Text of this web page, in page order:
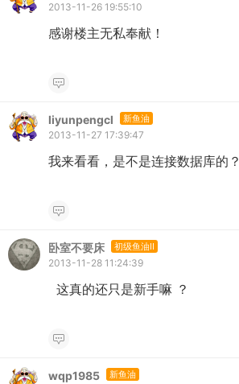
2013-11-26 19:55:10
感谢楼主无私奉献！
liyunpengcl 新鱼油
2013-11-27 17:39:47
我来看看，是不是连接数据库的？
卧室不要床 初级鱼油II
2013-11-28 11:24:39
这真的还只是新手嘛 ？
wqp1985 新鱼油